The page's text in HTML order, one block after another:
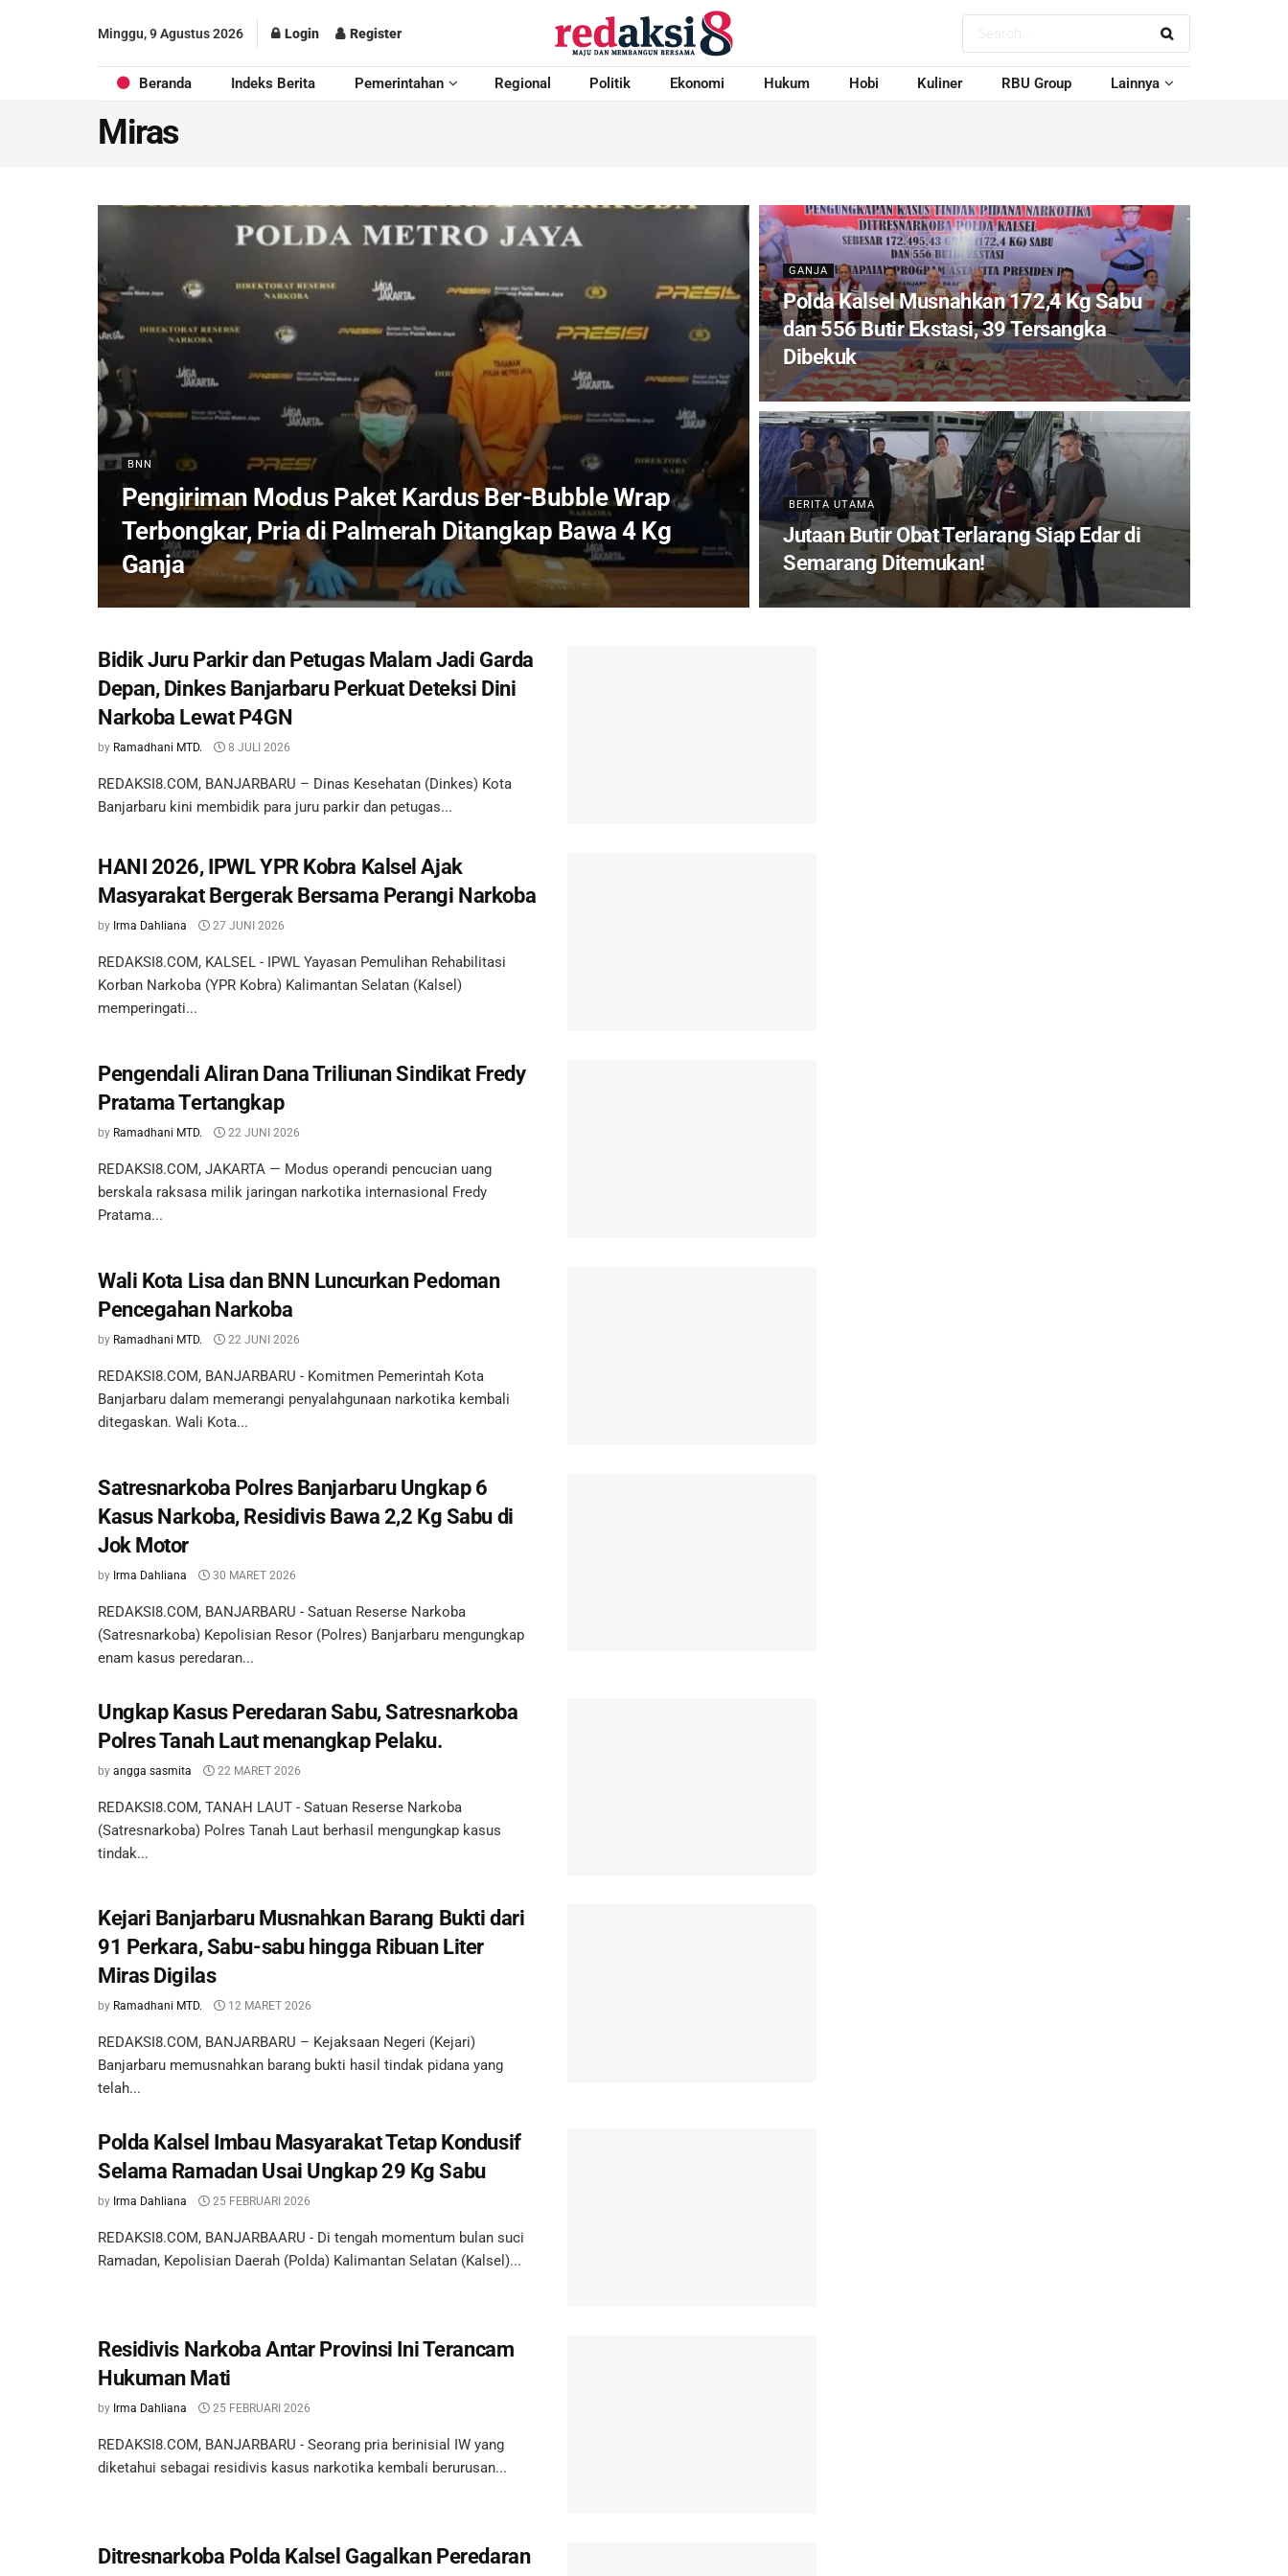
Minggu, 9 Agustus 2026 Login Register
Beranda Indeks Berita Pemerintahan Regional Politik Ekonomi Hukum Hobi Kuliner RBU Group Lainnya
Miras
BNN
Pengiriman Modus Paket Kardus Ber-Bubble Wrap
Terbongkar, Pria di Palmerah Ditangkap Bawa 4 Kg
Ganja
GANJA
Polda Kalsel Musnahkan 172,4 Kg Sabu
dan 556 Butir Ekstasi, 39 Tersangka
Dibekuk
BERITA UTAMA
Jutaan Butir Obat Terlarang Siap Edar di
Semarang Ditemukan!
Bidik Juru Parkir dan Petugas Malam Jadi Garda
Depan, Dinkes Banjarbaru Perkuat Deteksi Dini
Narkoba Lewat P4GN
by Ramadhani MTD. 8 JULI 2026
REDAKSI8.COM, BANJARBARU – Dinas Kesehatan (Dinkes) Kota
Banjarbaru kini membidik para juru parkir dan petugas...
HANI 2026, IPWL YPR Kobra Kalsel Ajak
Masyarakat Bergerak Bersama Perangi Narkoba
by Irma Dahliana 27 JUNI 2026
REDAKSI8.COM, KALSEL - IPWL Yayasan Pemulihan Rehabilitasi
Korban Narkoba (YPR Kobra) Kalimantan Selatan (Kalsel)
memperingati...
Pengendali Aliran Dana Triliunan Sindikat Fredy
Pratama Tertangkap
by Ramadhani MTD. 22 JUNI 2026
REDAKSI8.COM, JAKARTA — Modus operandi pencucian uang
berskala raksasa milik jaringan narkotika internasional Fredy
Pratama...
Wali Kota Lisa dan BNN Luncurkan Pedoman
Pencegahan Narkoba
by Ramadhani MTD. 22 JUNI 2026
REDAKSI8.COM, BANJARBARU - Komitmen Pemerintah Kota
Banjarbaru dalam memerangi penyalahgunaan narkotika kembali
ditegaskan. Wali Kota...
Satresnarkoba Polres Banjarbaru Ungkap 6
Kasus Narkoba, Residivis Bawa 2,2 Kg Sabu di
Jok Motor
by Irma Dahliana 30 MARET 2026
REDAKSI8.COM, BANJARBARU - Satuan Reserse Narkoba
(Satresnarkoba) Kepolisian Resor (Polres) Banjarbaru mengungkap
enam kasus peredaran...
Ungkap Kasus Peredaran Sabu, Satresnarkoba
Polres Tanah Laut menangkap Pelaku.
by angga sasmita 22 MARET 2026
REDAKSI8.COM, TANAH LAUT - Satuan Reserse Narkoba
(Satresnarkoba) Polres Tanah Laut berhasil mengungkap kasus
tindak...
Kejari Banjarbaru Musnahkan Barang Bukti dari
91 Perkara, Sabu-sabu hingga Ribuan Liter
Miras Digilas
by Ramadhani MTD. 12 MARET 2026
REDAKSI8.COM, BANJARBARU – Kejaksaan Negeri (Kejari)
Banjarbaru memusnahkan barang bukti hasil tindak pidana yang
telah...
Polda Kalsel Imbau Masyarakat Tetap Kondusif
Selama Ramadan Usai Ungkap 29 Kg Sabu
by Irma Dahliana 25 FEBRUARI 2026
REDAKSI8.COM, BANJARBAARU - Di tengah momentum bulan suci
Ramadan, Kepolisian Daerah (Polda) Kalimantan Selatan (Kalsel)...
Residivis Narkoba Antar Provinsi Ini Terancam
Hukuman Mati
by Irma Dahliana 25 FEBRUARI 2026
REDAKSI8.COM, BANJARBARU - Seorang pria berinisial IW yang
diketahui sebagai residivis kasus narkotika kembali berurusan...
Ditresnarkoba Polda Kalsel Gagalkan Peredaran